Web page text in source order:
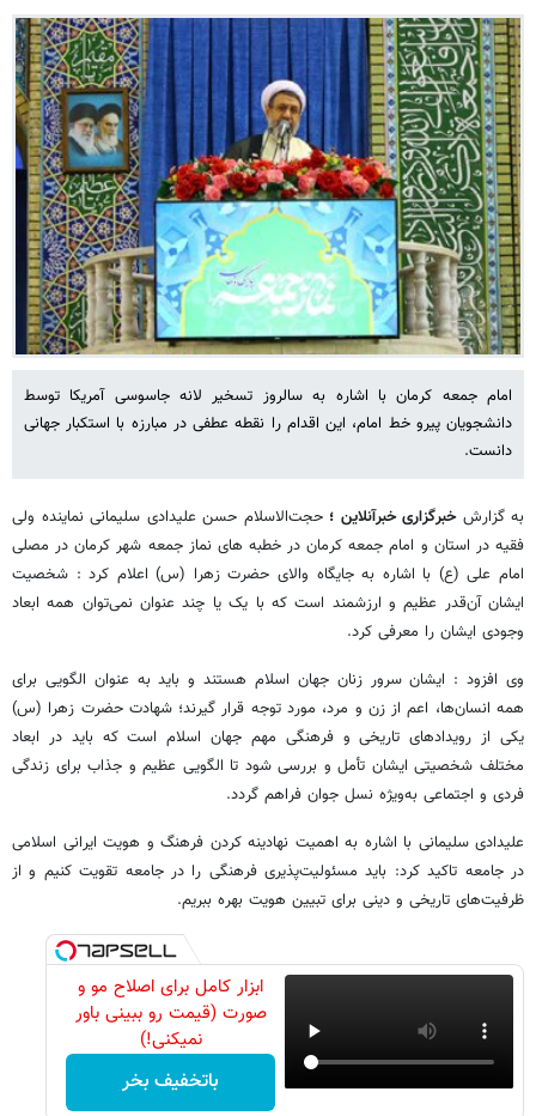
امام جمعه کرمان با اشاره به سالروز تسخیر لانه جاسوسی آمریکا توسط
دانشجویان پیرو خط امام، این اقدام را نقطه عطفی در مبارزه با استکبار جهانی
دانست.
به گزارشخبرگزاری خبرآنلاین ؛ حجت‌الاسلام حسن علیدادی سلیمانی نماینده ولی
فقیه در استان و امام جمعه کرمان در خطبه های نماز جمعه شهر کرمان در مصلی
امام علی (ع) با اشاره به جایگاه والای حضرت زهرا (س) اعلام کرد : شخصیت
ایشان آن‌قدر عظیم و ارزشمند است که با یک یا چند عنوان نمی‌توان همه ابعاد
وجودی ایشان را معرفی کرد.
وی افزود : ایشان سرور زنان جهان اسلام هستند و باید به عنوان الگویی برای
همه انسان‌ها، اعم از زن و مرد، مورد توجه قرار گیرند؛ شهادت حضرت زهرا (س)
یکی از رویدادهای تاریخی و فرهنگی مهم جهان اسلام است که باید در ابعاد
مختلف شخصیتی ایشان تأمل و بررسی شود تا الگویی عظیم و جذاب برای زندگی
فردی و اجتماعی به‌ویژه نسل جوان فراهم گردد.
علیدادی سلیمانی با اشاره به اهمیت نهادینه کردن فرهنگ و هویت ایرانی اسلامی
در جامعه تاکید کرد: باید مسئولیت‌پذیری فرهنگی را در جامعه تقویت کنیم و از
ظرفیت‌های تاریخی و دینی برای تبیین هویت بهره ببریم.
ابزار کامل برای اصلاح مو و
صورت (قیمت رو ببینی باور
نمیکنی!)
باتخفیف بخر